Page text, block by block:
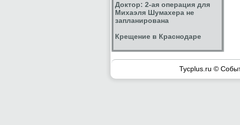
Доктор: 2-ая операция для
Михаэля Шумахера не
запланирована
Крещение в Краснодаре
Tycplus.ru ©